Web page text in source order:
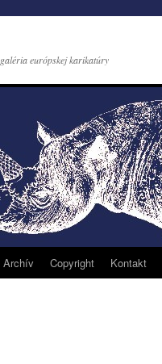
galéria európskej karikatúry
Archív Copyright Kontakt